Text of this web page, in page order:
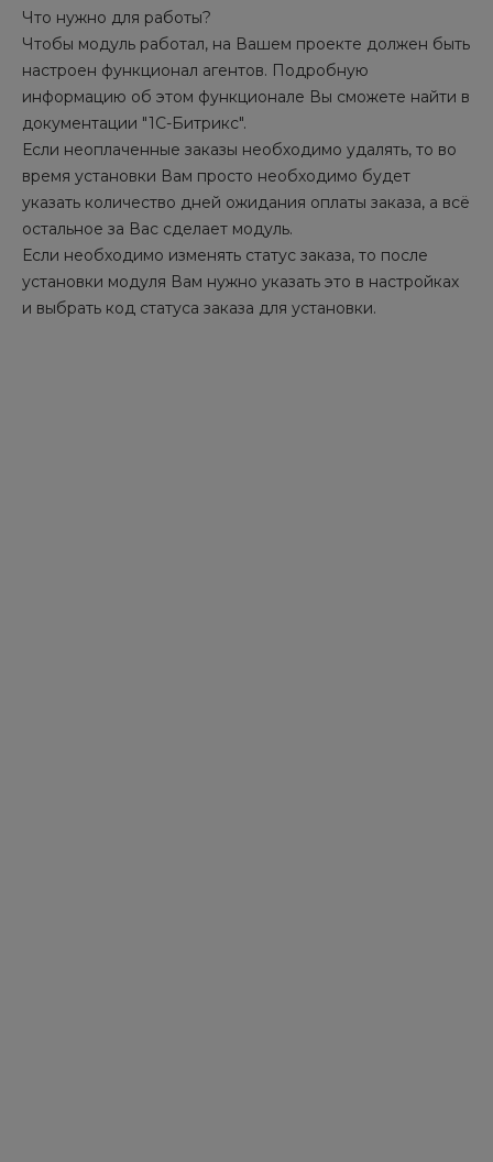
Что нужно для работы?
Чтобы модуль работал, на Вашем проекте должен быть
настроен функционал агентов. Подробную
информацию об этом функционале Вы сможете найти в
документации "1С-Битрикс".
Если неоплаченные заказы необходимо удалять, то во
время установки Вам просто необходимо будет
указать количество дней ожидания оплаты заказа, а всё
остальное за Вас сделает модуль.
Если необходимо изменять статус заказа, то после
установки модуля Вам нужно указать это в настройках
и выбрать код статуса заказа для установки.